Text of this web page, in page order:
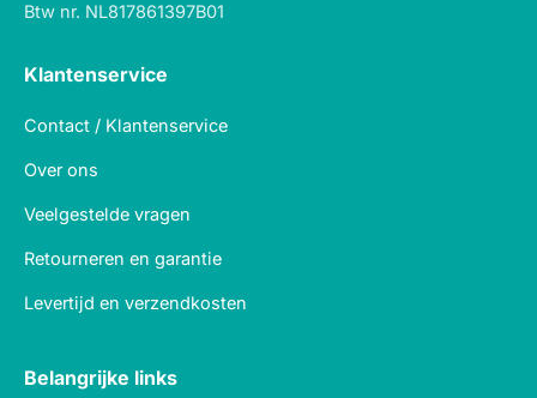
Btw nr. NL817861397B01
Klantenservice
Contact / Klantenservice
Over ons
Veelgestelde vragen
Retourneren en garantie
Levertijd en verzendkosten
Belangrijke links